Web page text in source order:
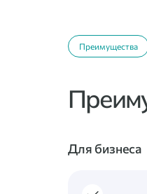
Преимущества
Для бизнеса